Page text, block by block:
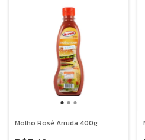
Molho Rosé Arruda 400g